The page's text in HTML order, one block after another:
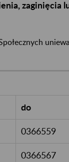
zaginięcia
do
0366559
0366567